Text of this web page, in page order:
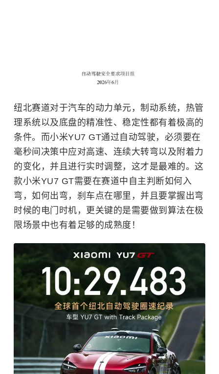
纽北赛道对于汽车的动力单元，制动系统，热管
理系统以及底盘的精准性、稳定性都有着极高的
条件。而小米YU7 GT通过自动驾驶，必须要在
毫秒间决策中应对高速、连续大转弯以及附着力
的变化，并且进行实时调整，这才是最难的。这
款小米YU7 GT需要在赛道中自主判断如何入
弯，如何出弯，刹车点在哪里，并且要掌握出弯
时候的电门时机，更关键的是需要做到算法在极
限场景中也有着足够的成熟度！